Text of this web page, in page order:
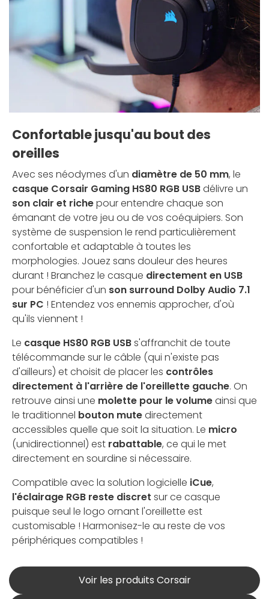
Confortable jusqu'au bout des
oreilles
Avec ses néodymes d'un diamètre de 50 mm, le
casque Corsair Gaming HS80 RGB USBdélivre un
son clair et richepour entendre chaque son
émanant de votre jeu ou de vos coéquipiers. Son
système de suspension le rend particulièrement
confortable et adaptable à toutes les
morphologies. Jouez sans douleur des heures
durant ! Branchez le casque directement en USB
pour bénéficier d'un son surround Dolby Audio 7.1
sur PC ! Entendez vos ennemis approcher, d'où
qu'ils viennent !
Le casque HS80 RGB USBs'affranchit de toute
télécommande sur le câble (qui n'existe pas
d'ailleurs) et choisit de placer les contrôles
directement à l'arrière de l'oreillette gauche. On
retrouve ainsi une molette pour le volumeainsi que
le traditionnel bouton mutedirectement
accessibles quelle que soit la situation. Le micro
(unidirectionnel) est rabattable, ce qui le met
directement en sourdine si nécessaire.
Compatible avec la solution logicielle iCue,
l'éclairage RGB reste discret sur ce casque
puisque seul le logo ornant l'oreillette est
customisable ! Harmonisez-le au reste de vos
périphériques compatibles !
Voir les produits Corsair